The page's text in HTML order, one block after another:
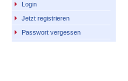
Login
Jetzt registrieren
Passwort vergessen